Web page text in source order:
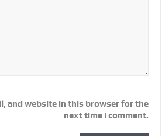
and website in this browser for the
next time I comment.